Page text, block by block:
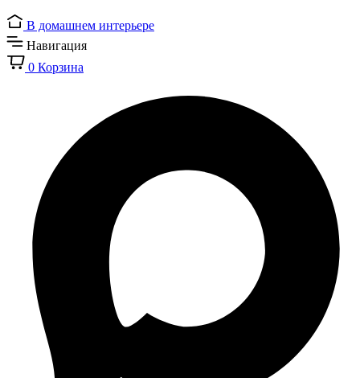
В домашнем интерьере
Навигация
0 Корзина